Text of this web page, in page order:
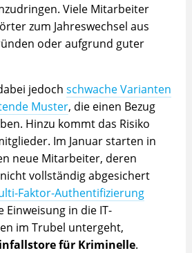
Viele Mitarbeiter
zum Jahreswechsel aus
oder aufgrund guter
jedoch schwache Varianten
Muster, die einen Bezug
Hinzu kommt das Risiko
Im Januar starten in
neue Mitarbeiter, deren
vollständig abgesichert
Faktor-Authentifizierung
Einweisung in die IT-
im Trubel untergeht,
für Kriminelle.